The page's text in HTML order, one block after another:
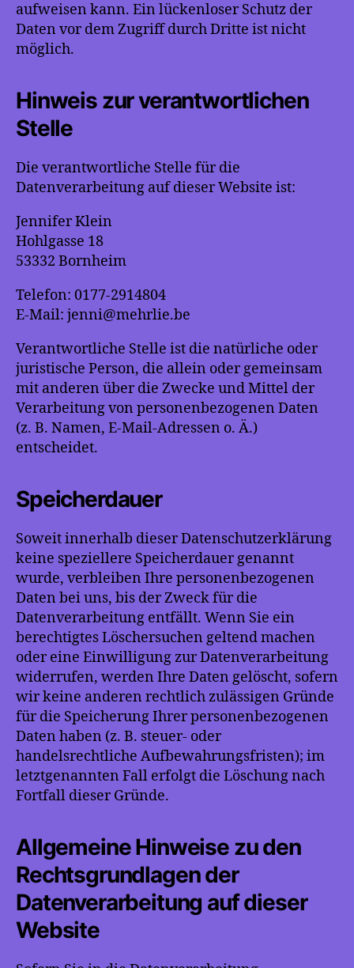
aufweisen kann. Ein lückenloser Schutz der
Daten vor dem Zugriff durch Dritte ist nicht
möglich.
Hinweis zur verantwortlichen
Stelle
Die verantwortliche Stelle für die
Datenverarbeitung auf dieser Website ist:
Jennifer Klein
Hohlgasse 18
53332 Bornheim
Telefon: 0177-2914804
E-Mail: jenni@mehrlie.be
Verantwortliche Stelle ist die natürliche oder
juristische Person, die allein oder gemeinsam
mit anderen über die Zwecke und Mittel der
Verarbeitung von personenbezogenen Daten
(z. B. Namen, E-Mail-Adressen o. Ä.)
entscheidet.
Speicherdauer
Soweit innerhalb dieser Datenschutzerklärung
keine speziellere Speicherdauer genannt
wurde, verbleiben Ihre personenbezogenen
Daten bei uns, bis der Zweck für die
Datenverarbeitung entfällt. Wenn Sie ein
berechtigtes Löschersuchen geltend machen
oder eine Einwilligung zur Datenverarbeitung
widerrufen, werden Ihre Daten gelöscht, sofern
wir keine anderen rechtlich zulässigen Gründe
für die Speicherung Ihrer personenbezogenen
Daten haben (z. B. steuer- oder
handelsrechtliche Aufbewahrungsfristen); im
letztgenannten Fall erfolgt die Löschung nach
Fortfall dieser Gründe.
Allgemeine Hinweise zu den
Rechtsgrundlagen der
Datenverarbeitung auf dieser
Website